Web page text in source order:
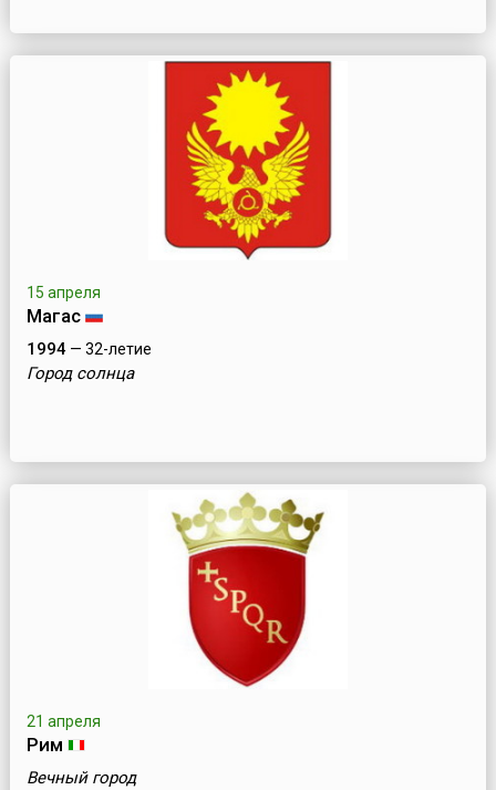
15 апреля
Магас
1994— 32-летие
Город солнца
21 апреля
Рим
Вечный город